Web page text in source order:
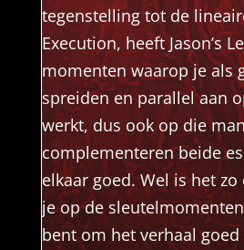
tegenstelling tot de
Execution, heeft Jason’s
momenten waarop je als
spreiden en parallel aan
werkt, dus ook op die
complementeren beide
elkaar goed. Wel is het
je op de
bent om het verhaal goed